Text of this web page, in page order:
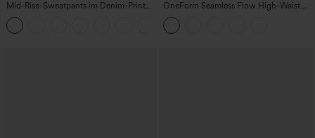
Mid-Rise-Sweatpants im Denim-Print
aus French Terry, lässig, mit Taschen
OneForm Seamless Flow High-Waist
Yogaleggings – nahtlos, mit hoher
Taille, bauchformend und mit
Hebeeffekt für den Po